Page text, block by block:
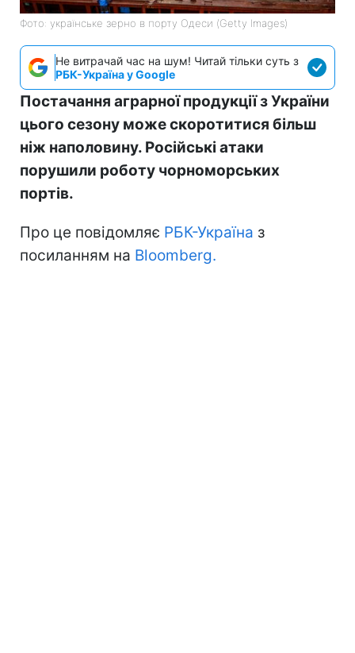
Фото: українське зерно в порту Одеси (Getty Images)
Не витрачай час на шум! Читай тільки суть з
РБК-Україна у Google
Постачання аграрної продукції з України
цього сезону може скоротитися більш
ніж наполовину. Російські атаки
порушили роботу чорноморських
портів.
Про це повідомляє РБК-Україна з
посиланням на Bloomberg.